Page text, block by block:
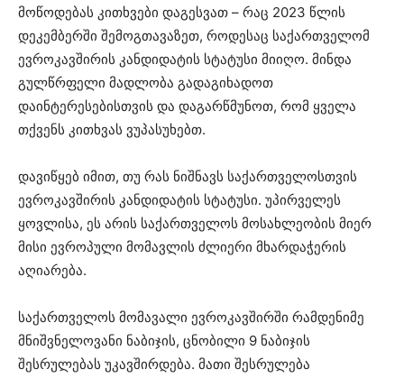
მოწოდებას კითხვები დაგესვათ – რაც 2023 წლის
დეკემბერში შემოგთავაზეთ, როდესაც საქართველომ
ევროკავშირის კანდიდატის სტატუსი მიიღო. მინდა
გულწრფელი მადლობა გადაგიხადოთ
დაინტერესებისთვის და დაგარწმუნოთ, რომ ყველა
თქვენს კითხვას ვუპასუხებთ.
დავიწყებ იმით, თუ რას ნიშნავს საქართველოსთვის
ევროკავშირის კანდიდატის სტატუსი. უპირველეს
ყოვლისა, ეს არის საქართველოს მოსახლეობის მიერ
მისი ევროპული მომავლის ძლიერი მხარდაჭერის
აღიარება.
საქართველოს მომავალი ევროკავშირში რამდენიმე
მნიშვნელოვანი ნაბიჯის, ცნობილი 9 ნაბიჯის
შესრულებას უკავშირდება. მათი შესრულება